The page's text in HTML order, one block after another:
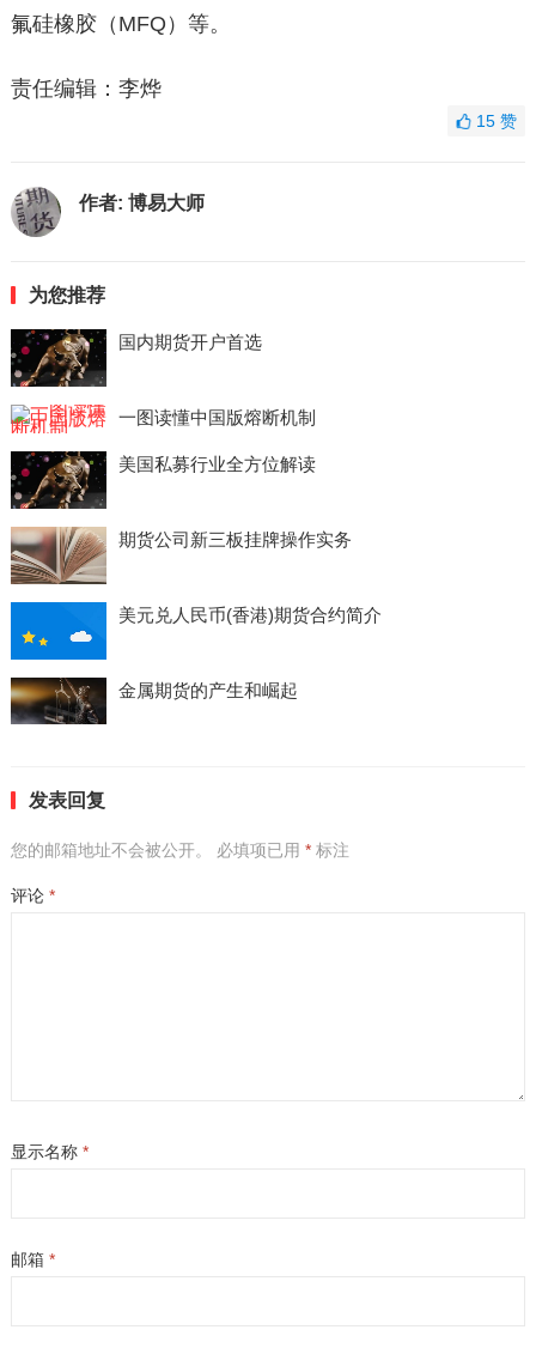
氟硅橡胶（MFQ）等。
责任编辑：李烨
15赞
作者: 博易大师
为您推荐
国内期货开户首选
一图读懂中国版熔断机制
美国私募行业全方位解读
期货公司新三板挂牌操作实务
美元兑人民币(香港)期货合约简介
金属期货的产生和崛起
发表回复
您的邮箱地址不会被公开。 必填项已用 *标注
评论 *
显示名称 *
邮箱 *